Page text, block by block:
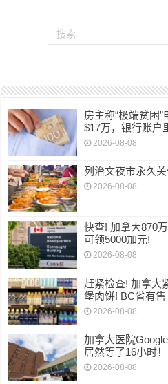
房主称“极端贫困
$17万，银行账户
2026-08-08
列治文夜市永久关
2026-08-08
快查! 加拿大870
可领5000加元!
2026-08-08
赶紧检查! 加拿大
堡肉饼! BC省有售
2026-08-08
加拿大医院
居然等了16小时！
2026-08-08